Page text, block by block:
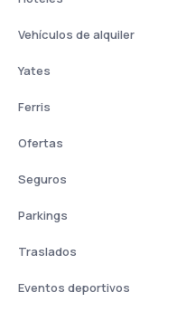
Vehículos de alquiler
Yates
Ferris
Ofertas
Seguros
Parkings
Traslados
Eventos deportivos